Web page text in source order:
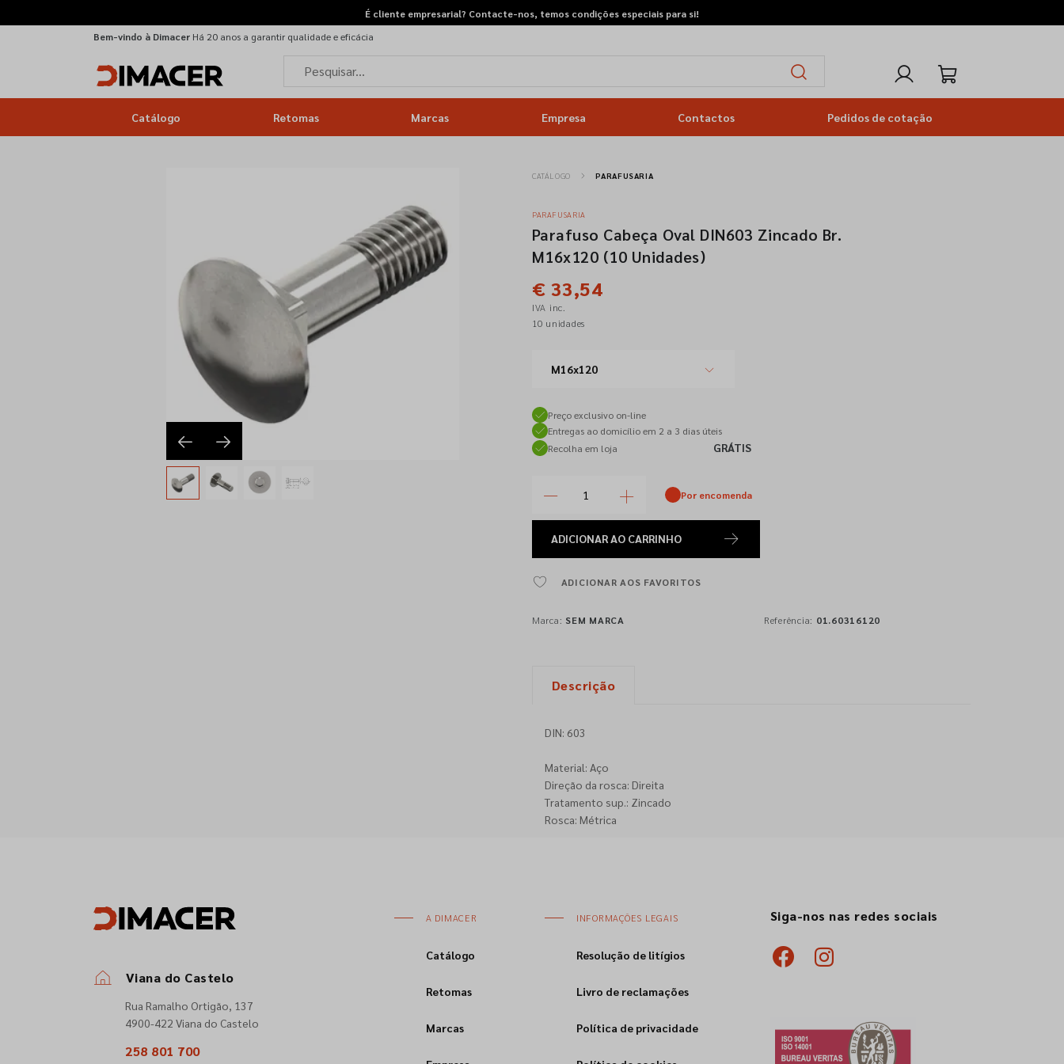
É cliente empresarial? Contacte-nos, temos condições especiais para si!
Bem-vindo à Dimacer Há 20 anos a garantir qualidade e eficácia
Catálogo Retomas Marcas Empresa Contactos Pedidos de cotação
CATÁLOGO PARAFUSARIA
PARAFUSARIA
Parafuso Cabeça Oval DIN603 Zincado Br.
M16x120 (10 Unidades)
€ 33,54
IVA inc.
10 unidades
M16x120
Preço exclusivo on-line
Entregas ao domicílio em 2 a 3 dias úteis
Recolha em loja
GRÁTIS
Por encomenda
ADICIONARAO CARRINHO
ADICIONAR AOS FAVORITOS
Marca: SEM MARCA Referência: 01.60316120
Descrição
DIN: 603
Material: Aço
Direção da rosca: Direita
Tratamento sup.: Zincado
Rosca: Métrica
Viana do Castelo
Rua Ramalho Ortigão, 137
4900-422 Viana do Castelo
258 801 700
A DIMACER
Catálogo
Retomas
Marcas
INFORMAÇÕES LEGAIS
Resolução de litígios
Livro de reclamações
Política de privacidade
Siga-nos nas redes sociais